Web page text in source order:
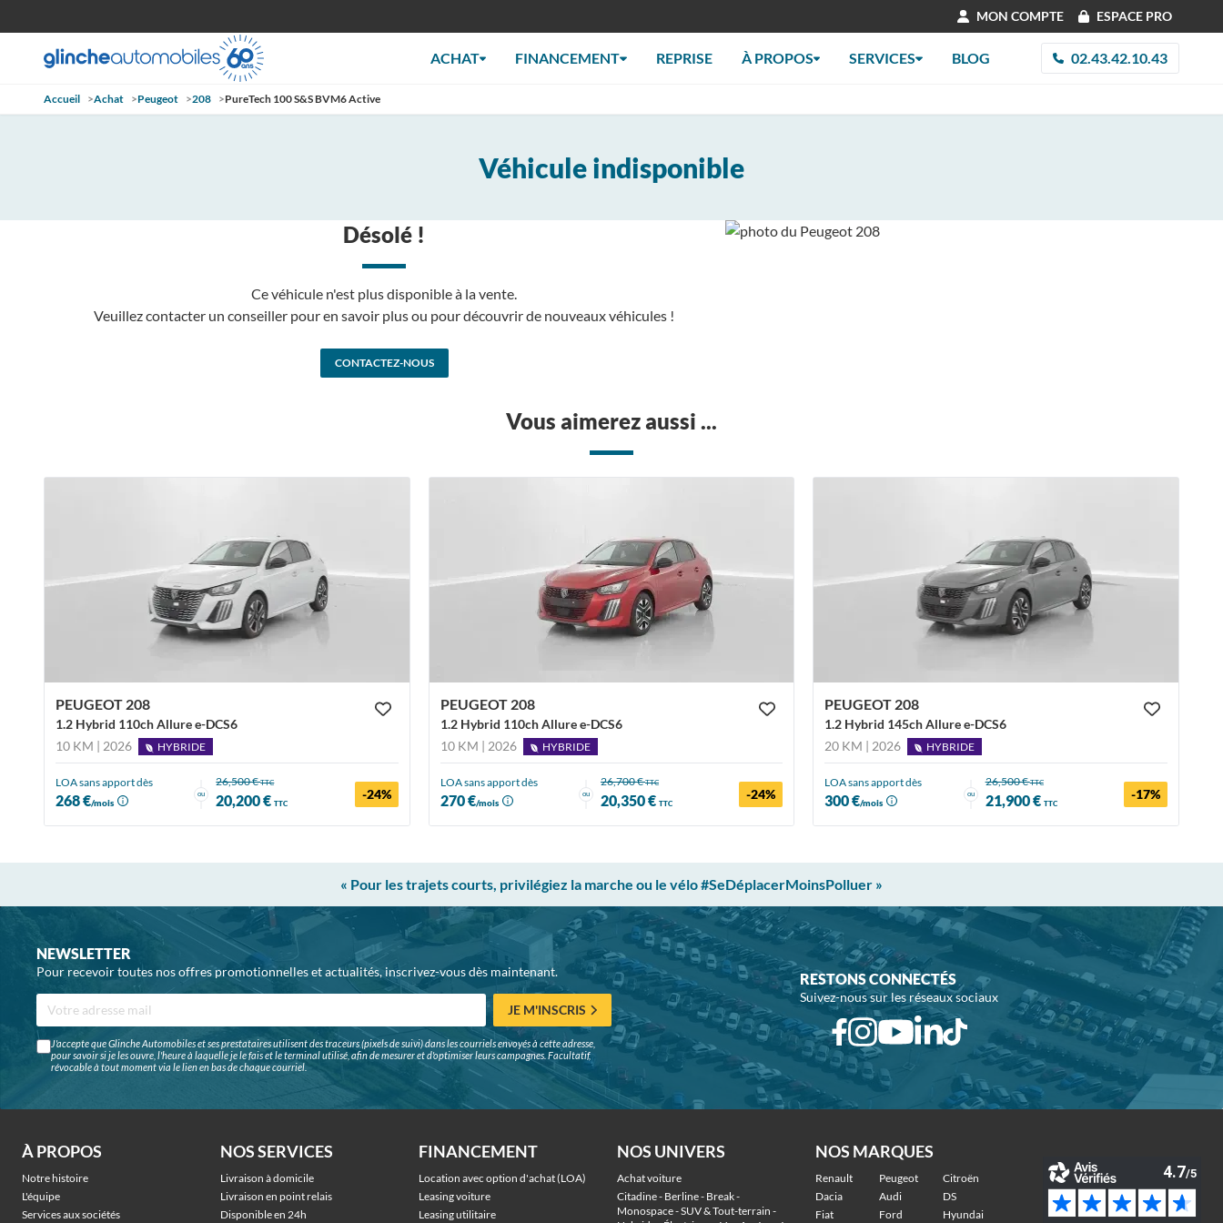
MON COMPTE ESPACE PRO
ACHAT FINANCEMENT REPRISE À PROPOS SERVICES BLOG 02.43.42.10.43
Accueil >Achat >Peugeot >208 >PureTech 100 S&S BVM6 Active
Véhicule indisponible
Désolé !
Ce véhicule n'est plus disponible à la vente.
Veuillez contacter un conseiller pour en savoir plus ou pour découvrir de nouveaux véhicules !
CONTACTEZ-NOUS
Vous aimerez aussi ...
PEUGEOT 208
1.2 Hybrid 110ch Allure e-DCS6
10 KM | 2026
HYBRIDE
LOA sans apport dès
268 €/mois
ou
26,500 €TTC
20,200 €TTC
-24%
PEUGEOT 208
1.2 Hybrid 110ch Allure e-DCS6
10 KM | 2026
HYBRIDE
LOA sans apport dès
270 €/mois
ou
26,700 €TTC
20,350 € TTC
-24%
PEUGEOT 208
1.2 Hybrid 145ch Allure e-DCS6
20 KM | 2026
HYBRIDE
LOA sans apport dès
300 €/mois
ou
26,500 €TTC
21,900 € TTC
-17%
« Pour les trajets courts, privilégiez la marche ou le vélo #SeDéplacerMoinsPolluer »
NEWSLETTER
Pour recevoir toutes nos offres promotionnelles et actualités, inscrivez-vous dès maintenant.
JE M'INSCRIS
J'accepte que Glinche Automobiles et ses prestataires utilisent des traceurs (pixels de suivi) dans les courriels envoyés à cette adresse,
pour savoir si je les ouvre, l'heure à laquelle je le fais et le terminal utilisé, afin de mesurer et d'optimiser leurs campagnes. Facultatif,
révocable à tout moment via le lien en bas de chaque courriel.
RESTONS CONNECTÉS
Suivez-nous sur les réseaux sociaux
À PROPOS
Notre histoire
L'équipe
Services aux sociétés
NOS SERVICES
Livraison à domicile
Livraison en point relais
Disponible en 24h
FINANCEMENT
Location avec option d'achat (LOA)
Leasing voiture
Leasing utilitaire
NOS UNIVERS
Achat voiture
Citadine - Berline - Break -
Monospace - SUV & Tout-terrain -
NOS MARQUES
Renault Peugeot
Citroën
Dacia
Audi
DS
Fiat
Ford Hyundai